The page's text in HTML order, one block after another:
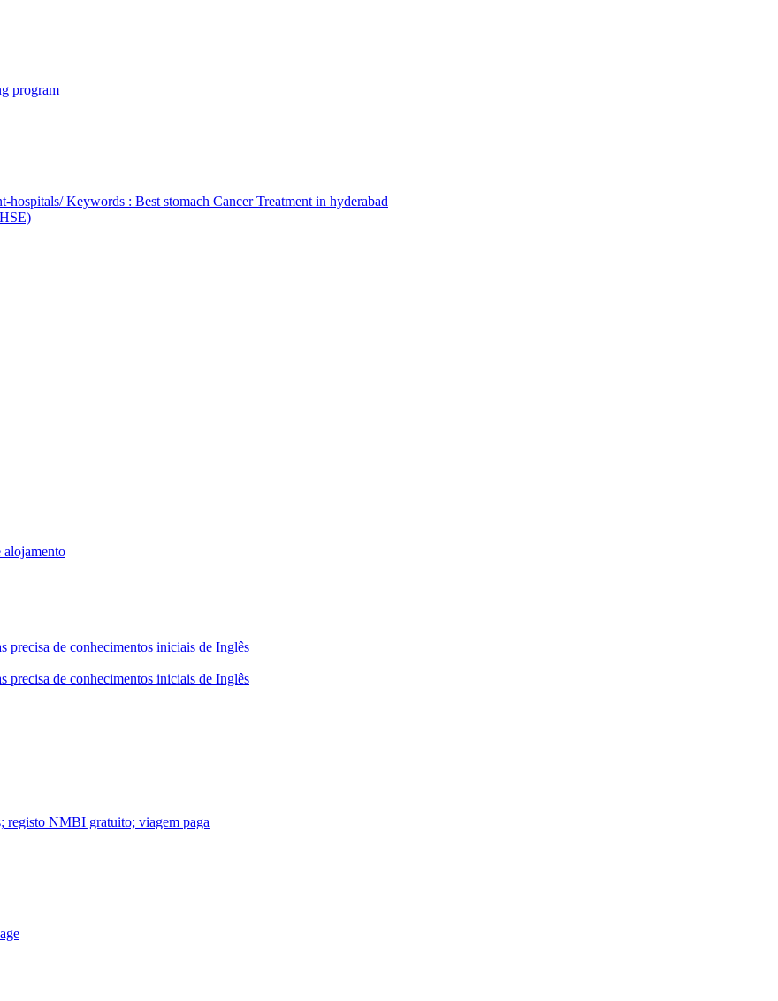
program
hospitals/ Keywords : Best stomach Cancer Treatment in hyderabad
alojamento
precisa de conhecimentos iniciais de Inglês
precisa de conhecimentos iniciais de Inglês
registo NMBI gratuito; viagem paga